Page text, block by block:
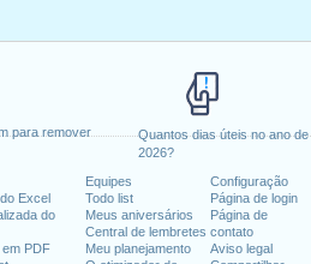
para remover
Quantos dias úteis no ano de
2026?
Excel
do
PDF
Equipes
Todo list
Meus aniversários
Central de lembretes
Meu planejamento
Configuração
Página de login
Página de
contato
Aviso legal